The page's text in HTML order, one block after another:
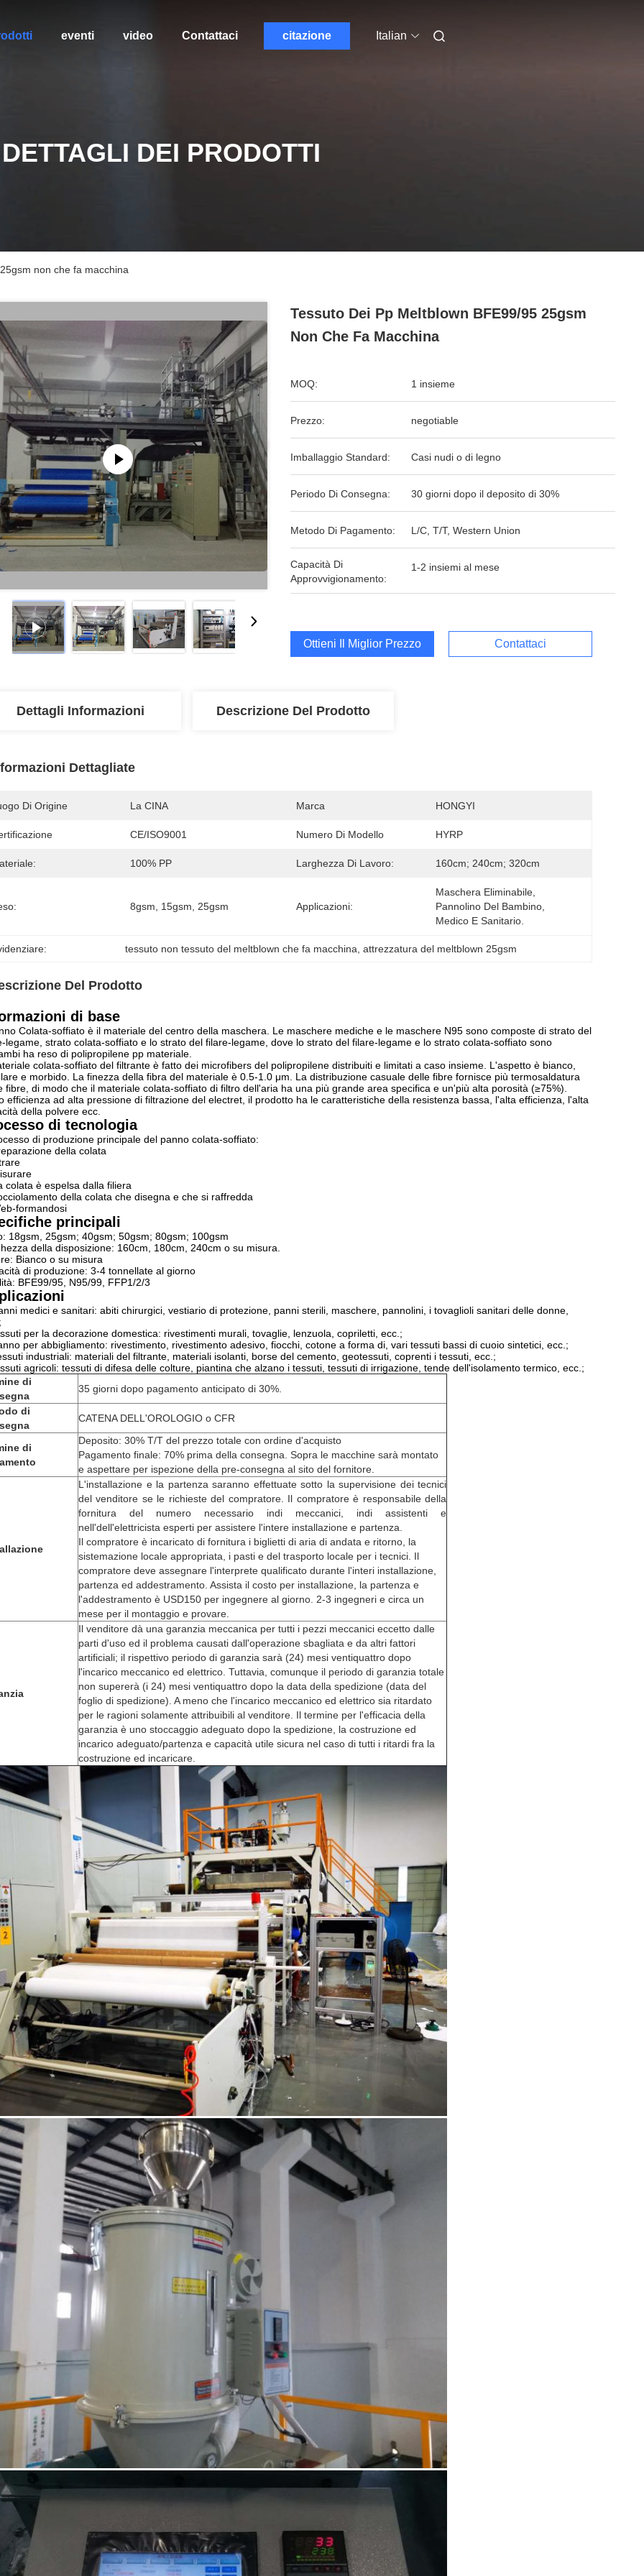
eventi video Contattaci citazione Italian
DETTAGLI DEI PRODOTTI
non che fa macchina
Tessuto Dei Pp Meltblown BFE99/95 25gsm
Non Che Fa Macchina
MOQ: 1 insieme
Prezzo: negotiable
Imballaggio Standard: Casi nudi o di legno
Periodo Di Consegna: 30 giorni dopo il deposito di 30%
Metodo Di Pagamento: L/C, T/T, Western Union
Capacità Di
Approvvigionamento:
1-2 insiemi al mese
Ottieni Il Miglior Prezzo Contattaci
Dettagli Informazioni Descrizione Del Prodotto
Dettagliate
Di Origine La CINA Marca HONGYI
CE/ISO9001 Numero Di Modello HYRP
100% PP Larghezza Di Lavoro: 160cm; 240cm; 320cm
8gsm, 15gsm, 25gsm Applicazioni:
Maschera Eliminabile,
Pannolino Del Bambino,
Medico E Sanitario.
tessuto non tessuto del meltblown che fa macchina , attrezzatura del meltblown 25gsm
Del Prodotto
di base
Colata-soffiato è il materiale del centro della maschera. Le maschere mediche e le maschere N95 sono composte di strato del
legame, strato colata-soffiato e lo strato del filare-legame, dove lo strato del filare-legame e lo strato colata-soffiato sono
ha reso di polipropilene pp materiale.
colata-soffiato del filtrante è fatto dei microfibers del polipropilene distribuiti e limitati a caso insieme. L'aspetto è bianco,
e morbido. La finezza della fibra del materiale è 0.5-1.0 μm. La distribuzione casuale delle fibre fornisce più termosaldatura
fibre, di modo che il materiale colata-soffiato di filtro dell'aria ha una più grande area specifica e un'più alta porosità (≥75%).
efficienza ad alta pressione di filtrazione del electret, il prodotto ha le caratteristiche della resistenza bassa, l'alta efficienza, l'alta
della polvere ecc.
di tecnologia
di produzione principale del panno colata-soffiato:
della colata
colata è espelsa dalla filiera
della colata che disegna e che si raffredda
formandosi
principali
18gsm, 25gsm; 40gsm; 50gsm; 80gsm; 100gsm
della disposizione: 160cm, 180cm, 240cm o su misura.
Bianco o su misura
di produzione: 3-4 tonnellate al giorno
BFE99/95, N95/99, FFP1/2/3
medici e sanitari: abiti chirurgici, vestiario di protezione, panni sterili, maschere, pannolini, i tovaglioli sanitari delle donne,
per la decorazione domestica: rivestimenti murali, tovaglie, lenzuola, copriletti, ecc.;
per abbigliamento: rivestimento, rivestimento adesivo, fiocchi, cotone a forma di, vari tessuti bassi di cuoio sintetici, ecc.;
industriali: materiali del filtrante, materiali isolanti, borse del cemento, geotessuti, coprenti i tessuti, ecc.;
agricoli: tessuti di difesa delle colture, piantina che alzano i tessuti, tessuti di irrigazione, tende dell'isolamento termico, ecc.;
di
35 giorni dopo pagamento anticipato di 30%.
di
CATENA DELL'OROLOGIO o CFR
di
Deposito: 30% T/T del prezzo totale con ordine d'acquisto
Pagamento finale: 70% prima della consegna. Sopra le macchine sarà montato
e aspettare per ispezione della pre-consegna al sito del fornitore.
L'installazione e la partenza saranno effettuate sotto la supervisione dei tecnici
del venditore se le richieste del compratore. Il compratore è responsabile della
fornitura del numero necessario indi meccanici, indi assistenti e
nell'dell'elettricista esperti per assistere l'intere installazione e partenza.
Il compratore è incaricato di fornitura i biglietti di aria di andata e ritorno, la
sistemazione locale appropriata, i pasti e del trasporto locale per i tecnici. Il
compratore deve assegnare l'interprete qualificato durante l'interi installazione,
partenza ed addestramento. Assista il costo per installazione, la partenza e
l'addestramento è USD150 per ingegnere al giorno. 2-3 ingegneri e circa un
mese per il montaggio e provare.
Il venditore dà una garanzia meccanica per tutti i pezzi meccanici eccetto dalle
parti d'uso ed il problema causati dall'operazione sbagliata e da altri fattori
artificiali; il rispettivo periodo di garanzia sarà (24) mesi ventiquattro dopo
l'incarico meccanico ed elettrico. Tuttavia, comunque il periodo di garanzia totale
non supererà (i 24) mesi ventiquattro dopo la data della spedizione (data del
foglio di spedizione). A meno che l'incarico meccanico ed elettrico sia ritardato
per le ragioni solamente attribuibili al venditore. Il termine per l'efficacia della
garanzia è uno stoccaggio adeguato dopo la spedizione, la costruzione ed
incarico adeguato/partenza e capacità utile sicura nel caso di tutti i ritardi fra la
costruzione ed incaricare.